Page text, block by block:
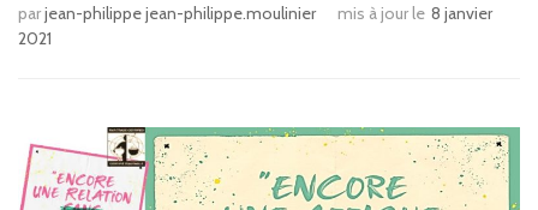
parjean-philippe jean-philippe.moulinier mis à jour le 8 janvier
2021